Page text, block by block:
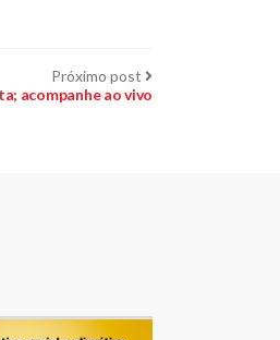
Próximo post Próximo
acompanhe ao vivo